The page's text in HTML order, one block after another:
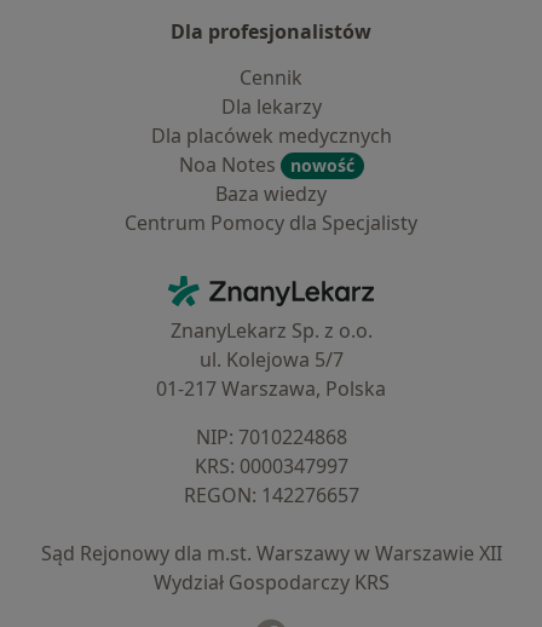
Dla profesjonalistów
Cennik
Dla lekarzy
Dla placówek medycznych
Noa Notes
nowość
Baza wiedzy
Centrum Pomocy dla Specjalisty
ZnanyLekarz - Strona główna
ZnanyLekarz Sp. z o.o.
ul. Kolejowa 5/7
01-217 Warszawa, Polska
NIP: ⁠7010224868
KRS: ⁠0000347997
REGON: ⁠142276657
Sąd Rejonowy dla m.st. Warszawy w Warszawie XII
Wydział Gospodarczy KRS